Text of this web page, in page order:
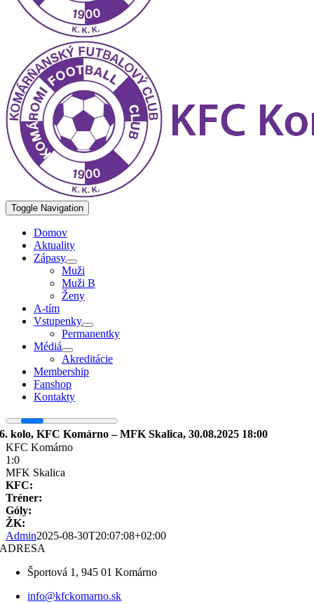
Toggle Navigation
Domov
Aktuality
Zápasy
Muži
Muži B
Ženy
A-tím
Vstupenky
Permanentky
Médiá
Akreditácie
Membership
Fanshop
Kontakty
6. kolo, KFC Komárno – MFK Skalica, 30.08.2025 18:00
KFC Komárno
1:0
MFK Skalica
KFC:
Tréner:
Góly:
ŽK:
Admin2025-08-30T20:07:08+02:00
ADRESA
Športová 1, 945 01 Komárno
info@kfckomarno.sk